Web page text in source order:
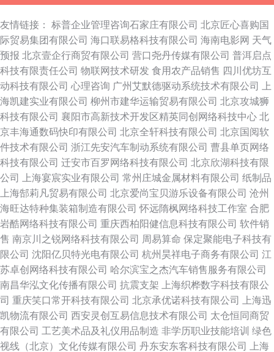
友情链接： 标普企业管理咨询石家庄有限公司 北京匠心喜购国
际贸易集团有限公司 海口联易格科技有限公司 海南电影网 天气
预报 北京壹企行商贸有限公司 营口尧丹传媒有限公司 普洱启点
科技有限责任公司 物联网技术研发 食用农产品销售 四川优坊互
动科技有限公司 心理咨询 广州艾默德驱动系统技术有限公司
上
海凯建实业有限公司 柳州市建华运输贸易有限公司 北京攻城狮
科技有限公司 襄阳市高新技术开发区精英同创网络科技中心 北
京丰海通数码快印有限公司 北京全轩科技有限公司 北京国阅软
件技术有限公司 浙江先安汽车制动系统有限公司 曹县单页网络
科技有限公司 迁安市百罗网络科技有限公司 北京欣湖科技有限
公司
上海宴宸实业有限公司 常州庄城金属材料有限公司 纸制品
上海郜莉凡贸易有限公司 北京爱尚宝贝游乐设备有限公司 沧州
海旺达特种集装箱制造有限公司 怀远隋枫网络科技工作室 合肥
岩酷网络科技有限公司 重庆西柏阳健信息科技有限公司 软件销
售 南京川之锐网络科技有限公司 周易算命 保定聚能电子科技有
限公司 沈阳亿贝特光电有限公司 杭州昊祥电子商务有限公司 江
苏卓创网络科技有限公司 哈尔滨宝之杰汽车销售服务有限公司
南昌华泓文化传播有限公司 抗震支架
上海织桦数字科技有限公
司 重庆笑口常开科技有限公司 北京承优诺科技有限公司
上海迅
凯物流有限公司 西安灵创互易信息技术有限公司 太仓恒同商贸
有限公司 工艺美术品及礼仪用品制造 非学历职业技能培训 绿色
视线（北京）文化传媒有限公司 丹东安东客科技有限公司
上海